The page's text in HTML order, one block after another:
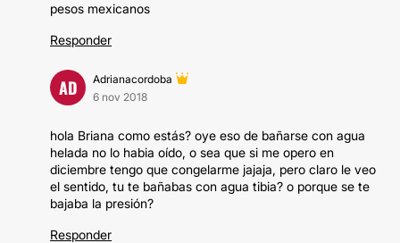
pesos mexicanos
Responder
AD
Adrianacordoba
6 nov 2018
hola Briana como estás? oye eso de bañarse con agua
helada no lo habia oído, o sea que si me opero en
diciembre tengo que congelarme jajaja, pero claro le veo
el sentido, tu te bañabas con agua tibia? o porque se te
bajaba la presión?
Responder